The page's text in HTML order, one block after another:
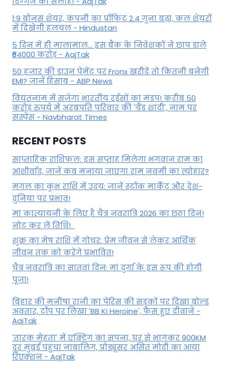
1:9 बोनस शेयर, कंपनी का प्रॉफिट 2.4 गुना बढ़ा, कल शेयरों
में दिखेगी हलचल - Hindustan
5 दिन में ही मालामाल... इस बैंक के निवेशकों ने छाप डाले
₹64000 करोड़ - AajTak
50 हजार की डाउन पेमेंट पर Fronx खरीदें तो कितनी बनेगी
EMI? जानें हिसाब - ABP News
वियतनाम में सजेगा भारतीय रईसों का मंडप! करीब 50
करोड़ रुपये में अरबपति परिवार की 'ग्रैंड शादी', नाम पर
सस्पेंस - Navbharat Times
RECENT POSTS
साप्ताहिक राशिफल: इस सप्ताह मिलेगा भगवान राम का
आशीर्वाद, जानें कब मनाया जाएगा राम नवमी का त्योहार?
मंगल का कुंभ राशि में उदय: जानें स्‍टॉक मार्केट और देश-
दुनिया पर प्रभाव!
मां कात्‍यायनी के लिए है चैत्र नवरात्रि 2026 का छठा दिन!
नोट कर लें तिथि!
शुक्र का मेष राशि में गोचर: प्रेम जीवन से लेकर आर्थिक
जीवन तक को करेंगे प्रभावित!
चैत्र नवरात्रि का सातवां दिन: मां दुर्गा के इस रूप की होगी
पूजा!
बिहार की मनीषा रानी का पेरिस की सड़कों पर दिखा बोल्ड
अवतार, टॉप पर लिखा 'BB Ki Heroine', फैंस हुए दीवाने -
AajTak
'तारक मेहता' में एक्टिंग का सपना, घर से भागकर 900KM
दूर मुंबई पहुंचा नाबालिग, प्रोड्यूसर असित मोदी का आया
रिएक्शन - AajTak